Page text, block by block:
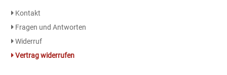
Karaffen / Krüge
Kartoffelprod./Beilagen/Fruchtsalat gek.
Kontakt
Fragen und Antworten
Widerruf
Vertrag widerrufen